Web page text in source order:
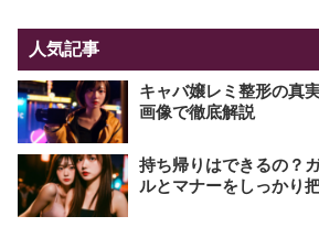
人気記事
キャバ嬢レミ整形の真
画像で徹底解説
持ち帰りはできるの？
ルとマナーをしっかり